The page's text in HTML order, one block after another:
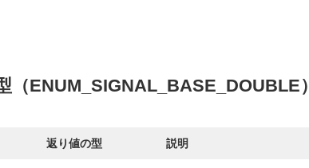
ENUM_SIGNAL_BASE_DOUBLE）
返り値の型 説明